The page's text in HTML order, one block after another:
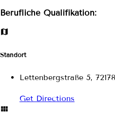
Berufliche Qualifikation:
Standort
Lettenbergstraße 5,
Get Directions